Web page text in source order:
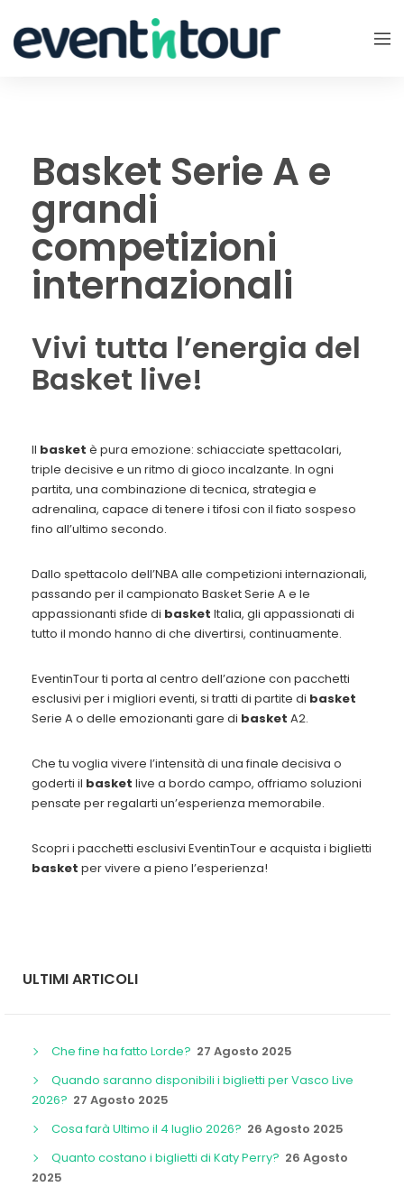
Basket Serie A e
grandi
competizioni
internazionali
Vivi tutta l’energia del
Basket live!
Il basket è pura emozione: schiacciate spettacolari,
triple decisive e un ritmo di gioco incalzante. In ogni
partita, una combinazione di tecnica, strategia e
adrenalina, capace di tenere i tifosi con il fiato sospeso
fino all’ultimo secondo.
Dallo spettacolo dell’NBA alle competizioni internazionali,
passando per il campionato Basket Serie A e le
appassionanti sfide di basket Italia, gli appassionati di
tutto il mondo hanno di che divertirsi, continuamente.
EventinTour ti porta al centro dell’azione con pacchetti
esclusivi per i migliori eventi, si tratti di partite di basket
Serie A o delle emozionanti gare di basket A2.
Che tu voglia vivere l’intensità di una finale decisiva o
goderti il basket live a bordo campo, offriamo soluzioni
pensate per regalarti un’esperienza memorabile.
Scopri i pacchetti esclusivi EventinTour e acquista i biglietti
basket per vivere a pieno l’esperienza!
ULTIMI ARTICOLI
Che fine ha fatto Lorde? 27 Agosto 2025
Quando saranno disponibili i biglietti per Vasco Live
2026? 27 Agosto 2025
Cosa farà Ultimo il 4 luglio 2026? 26 Agosto 2025
Quanto costano i biglietti di Katy Perry? 26 Agosto
2025